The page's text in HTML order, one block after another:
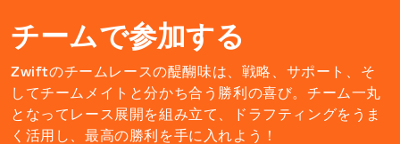
チームで参加する
Zwiftのチームレースの醍醐味は、戦略、サポート、そ
してチームメイトと分かち合う勝利の喜び。チーム一丸
となってレース展開を組み立て、ドラフティングをうま
く活用し、最高の勝利を手に入れよう！